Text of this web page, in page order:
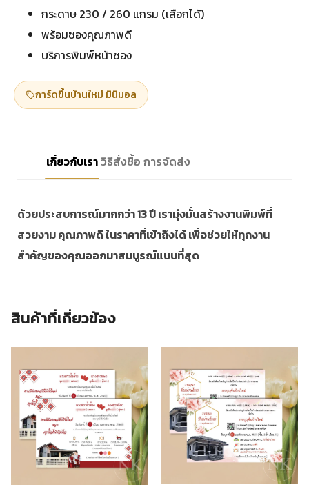
กระดาษ 230 / 260 แกรม (เลือกได้)
พร้อมซองคุณภาพดี
บริการพิมพ์หน้าซอง
การ์ดขึ้นบ้านใหม่ มินิมอล
เกี่ยวกับเรา วิธีสั่งซื้อ การจัดส่ง
ด้วยประสบการณ์มากกว่า 13 ปี เรามุ่งมั่นสร้างงานพิมพ์ที่
สวยงาม คุณภาพดี ในราคาที่เข้าถึงได้ เพื่อช่วยให้ทุกงาน
สำคัญของคุณออกมาสมบูรณ์แบบที่สุด
สินค้าที่เกี่ยวข้อง